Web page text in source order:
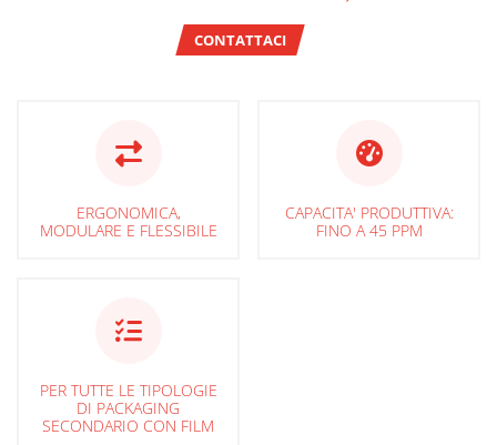
CONTATTACI
ERGONOMICA,
MODULARE E FLESSIBILE
CAPACITA' PRODUTTIVA:
FINO A 45 PPM
PER TUTTE LE TIPOLOGIE
DI PACKAGING
SECONDARIO CON FILM